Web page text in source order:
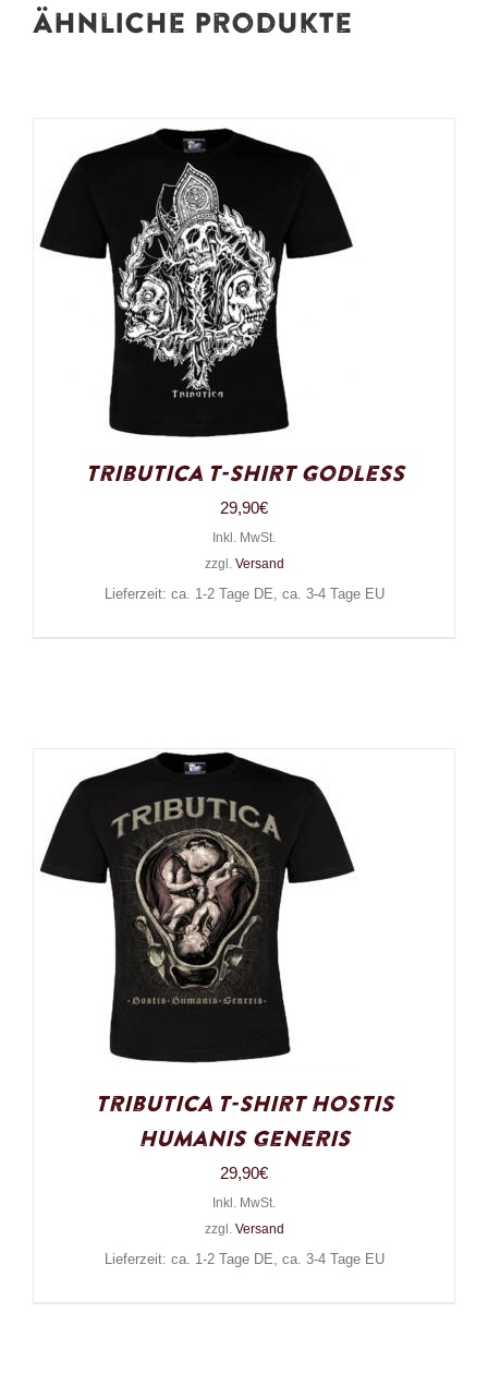
Ähnliche Produkte
Tributica T-Shirt Godless
29,90€
Inkl. MwSt.
zzgl. Versand
Lieferzeit: ca. 1-2 Tage DE, ca. 3-4 Tage EU
Tributica T-Shirt Hostis
Humanis Generis
29,90€
Inkl. MwSt.
zzgl. Versand
Lieferzeit: ca. 1-2 Tage DE, ca. 3-4 Tage EU